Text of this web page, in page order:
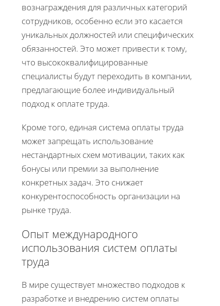
вознаграждения для различных категорий
сотрудников, особенно если это касается
уникальных должностей или специфических
обязанностей. Это может привести к тому,
что высококвалифицированные
специалисты будут переходить в компании,
предлагающие более индивидуальный
подход к оплате труда.
Кроме того, единая система оплаты труда
может запрещать использование
нестандартных схем мотивации, таких как
бонусы или премии за выполнение
конкретных задач. Это снижает
конкурентоспособность организации на
рынке труда.
Опыт международного
использования систем оплаты
труда
В мире существует множество подходов к
разработке и внедрению систем оплаты